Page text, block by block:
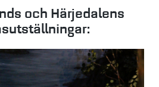
och Härjedalens